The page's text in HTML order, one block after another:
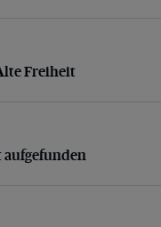
Freiheit
Freiheit